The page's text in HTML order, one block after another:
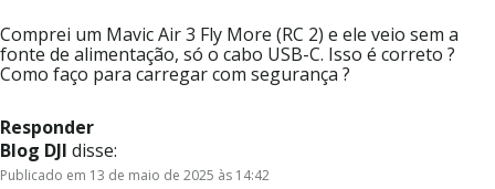
Comprei um Mavic Air 3 Fly More (RC 2) e ele veio sem a
fonte de alimentação, só o cabo USB-C. Isso é correto ?
Como faço para carregar com segurança ?
Responder
Blog DJI disse:
Publicado em 13 de maio de 2025 às 14:42